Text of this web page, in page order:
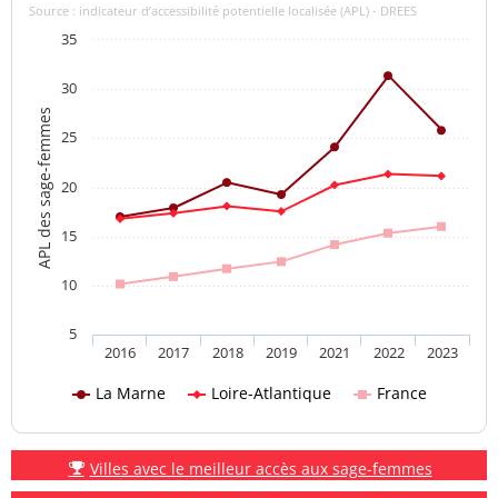
APL des sage-femmes
Source : indicateur d’accessibilité potentielle localisée (APL) - DREES
La Marne Loire-Atlantique France
2016 2017 2018 2019 2021 2022 2023
5
10
15
20
25
30
35
Villes avec le meilleur accès aux sage-femmes